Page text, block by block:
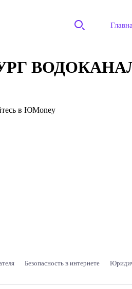
в ЮMoney
Безопасность в интернете